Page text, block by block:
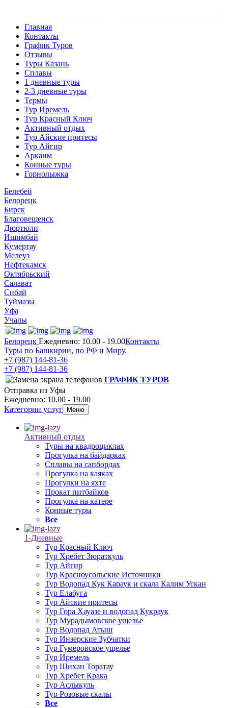
Главная
Контакты
График Туров
Отзывы
Туры Казань
Сплавы
1 дневные туры
2-3 дневные туры
Термы
Тур Иремель
Тур Красный Ключ
Активный отдых
Тур Айские притесы
Тур Айгир
Аркаим
Конные туры
Горнолыжка
Белебей
Белорецк
Бирск
Благовещенск
Дюртюли
Ишимбай
Кумертау
Мелеуз
Нефтекамск
Октябрьский
Салават
Сибай
Туймазы
Уфа
Учалы
Белорецк Ежедневно: 10.00 - 19.00Контакты
Туры по Башкирии, по РФ и Миру.
+7 (987) 144-81-36
+7 (987) 144-81-36
ГРАФИК ТУРОВ
Отправка из Уфы
Ежедневно: 10.00 - 19.00
Категории услуг
Меню
Активный отдых
Туры на квадроциклах
Прогулка на байдарках
Сплавы на сапбордах
Прогулка на каяках
Прогулки на яхте
Прокат питбайков
Прогулка на катере
Конные туры
Все
1-Дневные
Тур Красный Ключ
Тур Хребет Зюраткуль
Тур Айгир
Тур Красноусольские Источники
Тур Водопад Кук Караук и скала Калим Ускан
Тур Елабуга
Тур Айские притесы
Тур Гора Хауазе и водопад Кукраук
Тур Мурадымовское ущелье
Тур Водопад Атыш
Тур Инзерские Зубчатки
Тур Гумеровское ущелье
Тур Иремель
Тур Шихан Торатау
Тур Хребет Крака
Тур Аслыкуль
Тур Розовые скалы
Все